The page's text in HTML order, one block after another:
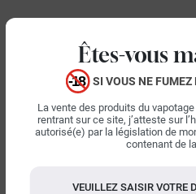
Êtes-vous
SI VOUS NE FUMEZ
La vente des produits du
rentrant sur ce site, j’atteste sur
autorisé(e) par la législation de
contenant de
VEUILLEZ SAISIR VOTRE